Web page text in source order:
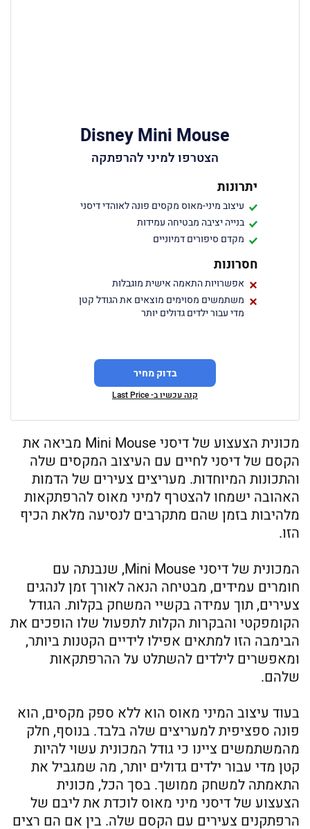
Disney Mini Mouse
הצטרפו למיני להרפתקה
יתרונות
עיצוב מיני-מאוס מקסים פונה לאוהדי דיסני
בנייה יציבה מבטיחה עמידות
מקדם סיפורים דמיוניים
חסרונות
אפשרויות התאמה אישית מוגבלות
משתמשים מסוימים מוצאים את הגודל קטן
מדי עבור ילדים גדולים יותר
בדוק מחיר
קנה עכשיו ב- Last Price
מכונית הצעצוע של דיסני Mini Mouse מביאה את
הקסם של דיסני לחיים עם העיצוב המקסים שלה
והתכונות המיוחדות. מעריצים צעירים של הדמות
האהובה ישמחו להצטרף למיני מאוס להרפתקאות
מלהיבות בזמן שהם מתקרבים לנסיעה מלאת הכיף
הזו.
המכונית של דיסני Mini Mouse, שנבנתה עם
חומרים עמידים, מבטיחה הנאה לאורך זמן לנהגים
צעירים, תוך עמידה בקשיי המשחק בקלות. הגודל
הקומפקטי והבקרות הקלות לתפעול שלו הופכים את
הבימבה הזו למתאים אפילו לידיים הקטנות ביותר,
ומאפשרים לילדים להשתלט על ההרפתקאות
שלהם.
בעוד עיצוב המיני מאוס הוא ללא ספק מקסים, הוא
פונה ספציפית למעריצים שלה בלבד. בנוסף, חלק
מהמשתמשים ציינו כי גודל המכונית עשוי להיות
קטן מדי עבור ילדים גדולים יותר, מה שמגביל את
התאמתה למשחק ממושך. בסך הכל, מכונית
הצעצוע של דיסני מיני מאוס לוכדת את ליבם של
הרפתקנים צעירים עם הקסם שלה. בין אם הם רצים